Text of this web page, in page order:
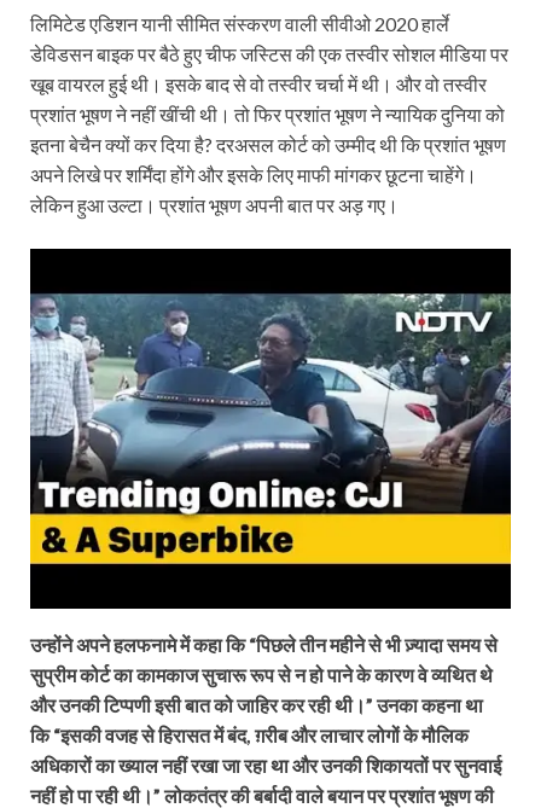
लिमिटेड एडिशन यानी सीमित संस्करण वाली सीवीओ 2020 हार्ले
डेविडसन बाइक पर बैठे हुए चीफ जस्टिस की एक तस्वीर सोशल मीडिया पर
खूब वायरल हुई थी। इसके बाद से वो तस्वीर चर्चा में थी। और वो तस्वीर
प्रशांत भूषण ने नहीं खींची थी। तो फिर प्रशांत भूषण ने न्यायिक दुनिया को
इतना बेचैन क्यों कर दिया है? दरअसल कोर्ट को उम्मीद थी कि प्रशांत भूषण
अपने लिखे पर शर्मिंदा होंगे और इसके लिए माफी मांगकर छूटना चाहेंगे।
लेकिन हुआ उल्टा। प्रशांत भूषण अपनी बात पर अड़ गए।
उन्होंने अपने हलफनामे में कहा कि “पिछले तीन महीने से भी ज़्यादा समय से
सुप्रीम कोर्ट का कामकाज सुचारू रूप से न हो पाने के कारण वे व्यथित थे
और उनकी टिप्पणी इसी बात को जाहिर कर रही थी।” उनका कहना था
कि “इसकी वजह से हिरासत में बंद, ग़रीब और लाचार लोगों के मौलिक
अधिकारों का ख्याल नहीं रखा जा रहा था और उनकी शिकायतों पर सुनवाई
नहीं हो पा रही थी।” लोकतंत्र की बर्बादी वाले बयान पर प्रशांत भूषण की